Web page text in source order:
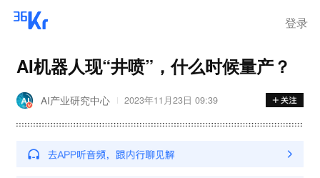
登录
AI机器人现“井喷”，什么时候量产？
AI产业研究中心 2023年11月23日 09:39